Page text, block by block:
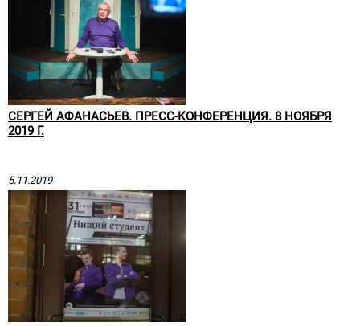
СЕРГЕЙ АФАНАСЬЕВ. ПРЕСС-КОНФЕРЕНЦИЯ. 8 НОЯБРЯ
2019 Г.
5.11.2019